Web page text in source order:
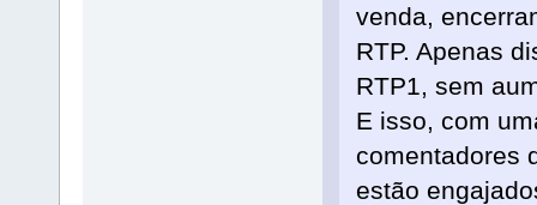
venda,
RTP. Apenas
RTP1, sem
E isso, com
comentadores
estão